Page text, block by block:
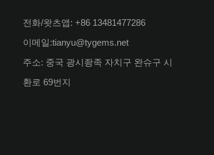
전화/왓츠앱: +86 13481477286
이메일:tianyu@tygems.net
주소: 중국 광시좡족 자치구 완슈구 시
환로 69번지